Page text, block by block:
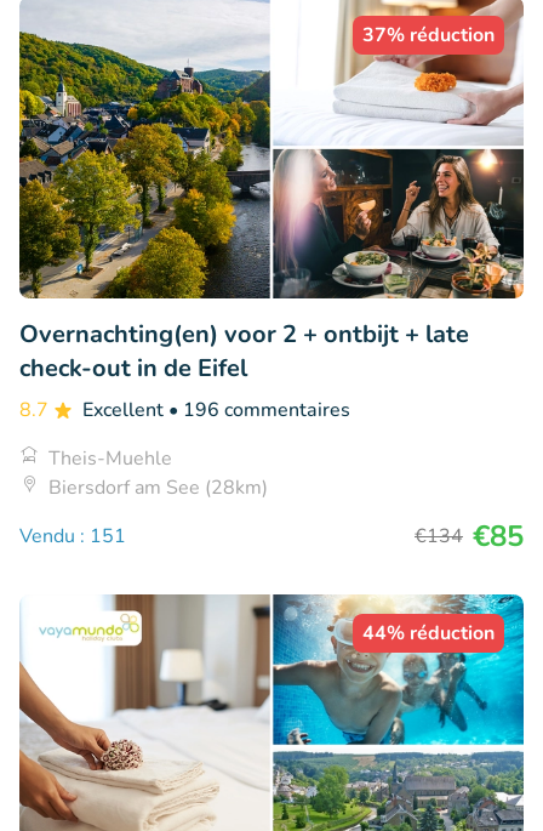
37% réduction
Overnachting(en) voor 2 + ontbijt + late
check-out in de Eifel
8.7 Excellent • 196 commentaires
Theis-Muehle
Biersdorf am See (28km)
Vendu : 151
€134 €85
44% réduction